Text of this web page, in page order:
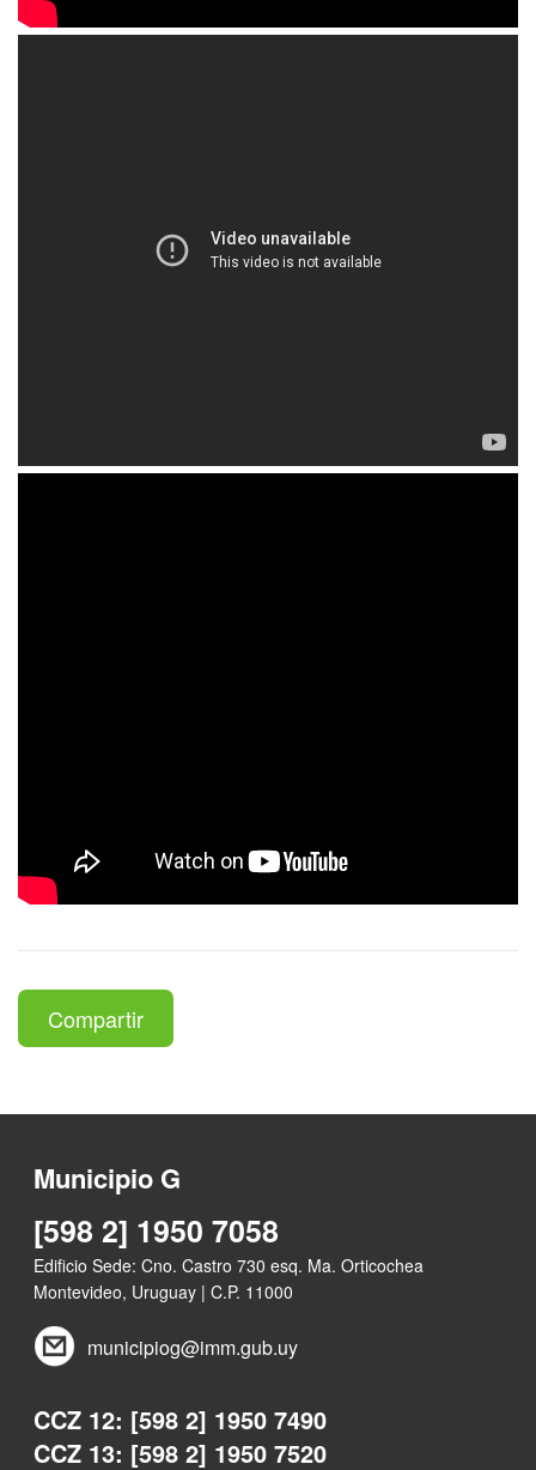
Compartir
Municipio G
[598 2] 1950 7058
Edificio Sede: Cno. Castro 730 esq. Ma. Orticochea
Montevideo, Uruguay | C.P. 11000
municipiog@imm.gub.uy
CCZ 12: [598 2] 1950 7490
CCZ 13: [598 2] 1950 7520